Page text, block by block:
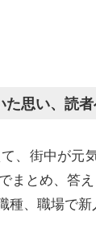
た思い、読
、街中が元
まとめ、答え
、職場で